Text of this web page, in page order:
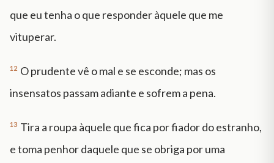
que eu tenha o que responder àquele que me
vituperar.
12 O prudente vê o mal e se esconde; mas os
insensatos passam adiante e sofrem a pena.
13 Tira a roupa àquele que fica por fiador do estranho,
e toma penhor daquele que se obriga por uma